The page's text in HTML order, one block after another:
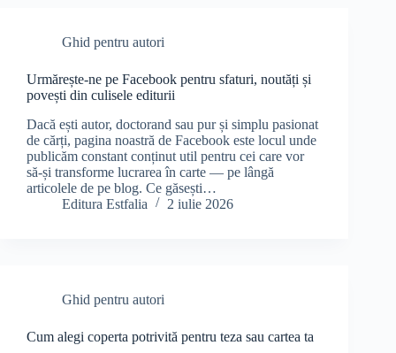
Ghid pentru autori
Urmărește-ne pe Facebook pentru sfaturi, noutăți și
povești din culisele editurii
Dacă ești autor, doctorand sau pur și simplu pasionat
de cărți, pagina noastră de Facebook este locul unde
publicăm constant conținut util pentru cei care vor
să-și transforme lucrarea în carte — pe lângă
articolele de pe blog. Ce găsești…
Editura Estfalia
2 iulie 2026
Ghid pentru autori
Cum alegi coperta potrivită pentru teza sau cartea ta